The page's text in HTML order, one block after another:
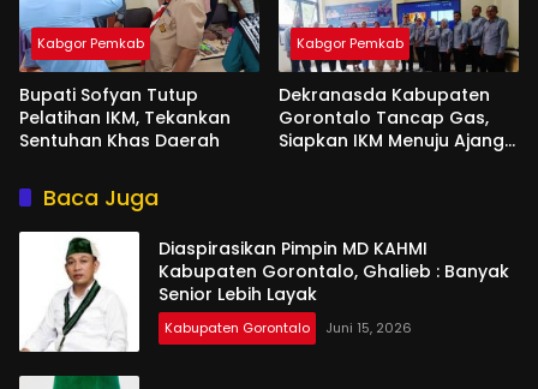
Kabgor Pemkab
Bupati Sofyan Tutup
Pelatihan IKM, Tekankan
Sentuhan Khas Daerah
Kabgor Pemkab
Dekranasda Kabupaten
Gorontalo Tancap Gas,
Siapkan IKM Menuju Ajang
Baca Juga
Diaspirasikan Pimpin MD KAHMI
Kabupaten Gorontalo, Ghalieb : Banyak
Senior Lebih Layak
Kabupaten Gorontalo Juni 15, 2026